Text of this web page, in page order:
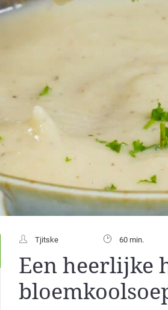
Tjitske 60 min.
Een heerlijke